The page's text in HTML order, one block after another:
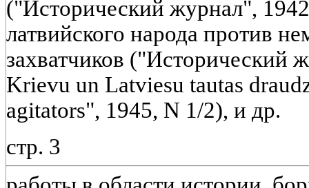
("Исторический журнал",
латвийского народа против
захватчиков ("Исторический
Krievu un Latviesu tautas
agitators", 1945, N 1/2), и др.
стр. 3